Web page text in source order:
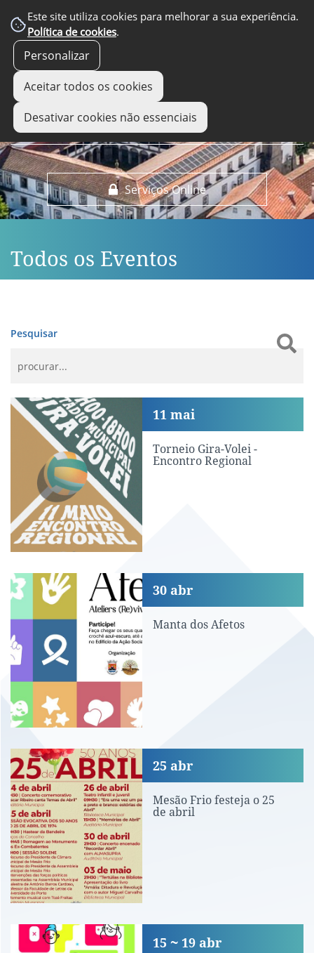
Este site utiliza cookies para melhorar a sua experiência.
Política de cookies.
Personalizar
Aceitar todos os cookies
Desativar cookies não essenciais
Serviços Online
EM DESTAQUE
Todos os Eventos
Pesquisar
Torneio Gira-Volei - Encontro Regional
Torneio Gira-Volei -
Encontro Regional
11 mai
Manta dos Afetos
Manta dos Afetos
30 abr
Mesão Frio festeja o 25 de abril
Mesão Frio festeja o 25
de abril
25 abr
Inscrições para bolsa de jovens
15 19 abr